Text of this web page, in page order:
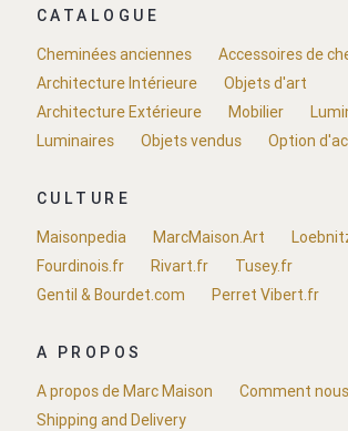
CATALOGUE
Cheminées anciennes
Accessoires de
Architecture Intérieure
Objets d'art
Architecture Extérieure
Mobilier
Luminaires
Objets vendus Option
CULTURE
Maisonpedia
MarcMaison.Art
Fourdinois.fr
Rivart.fr
Tusey.fr
Gentil & Bourdet.com
Perret Vibert.fr
A PROPOS
A propos de Marc Maison
Comment
Shipping and Delivery